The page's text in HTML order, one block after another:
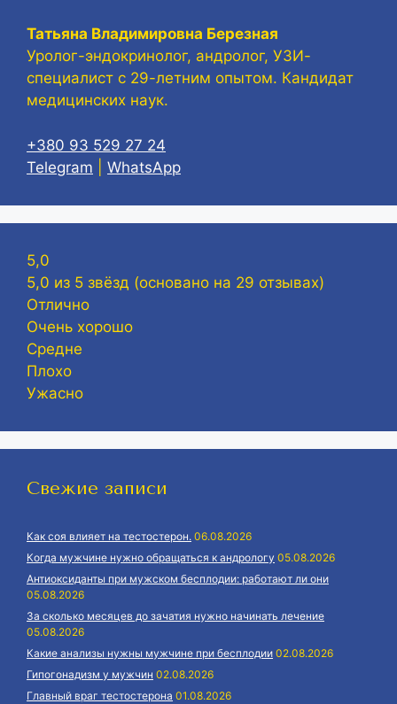
Татьяна Владимировна Березная
Уролог-эндокринолог, андролог, УЗИ-
специалист с 29-летним опытом. Кандидат
медицинских наук.
+380 93 529 27 24
Telegram
WhatsApp
5,0
5,0 из 5 звёзд (основано на 29 отзывах)
Отлично
Очень хорошо
Средне
Плохо
Ужасно
Свежие записи
Как соя влияет на тестостерон. 06.08.2026
Когда мужчине нужно обращаться к андрологу 05.08.2026
Антиоксиданты при мужском бесплодии: работают ли они
05.08.2026
За сколько месяцев до зачатия нужно начинать лечение
05.08.2026
Какие анализы нужны мужчине при бесплодии 02.08.2026
Гипогонадизм у мужчин 02.08.2026
Главный враг тестостерона 01.08.2026